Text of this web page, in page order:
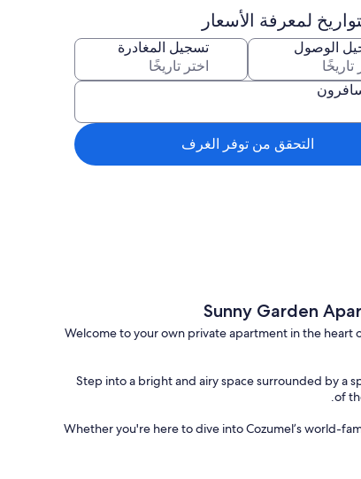
لمعرفة الأسعار
الوصول تسجيل المغادرة
التحقق من توفر الغرف
Sunny Garden
Welcome to your own private apartment in the heart
Step into a bright and airy space surrounded by a
of
Whether you're here to dive into Cozumel’s world-